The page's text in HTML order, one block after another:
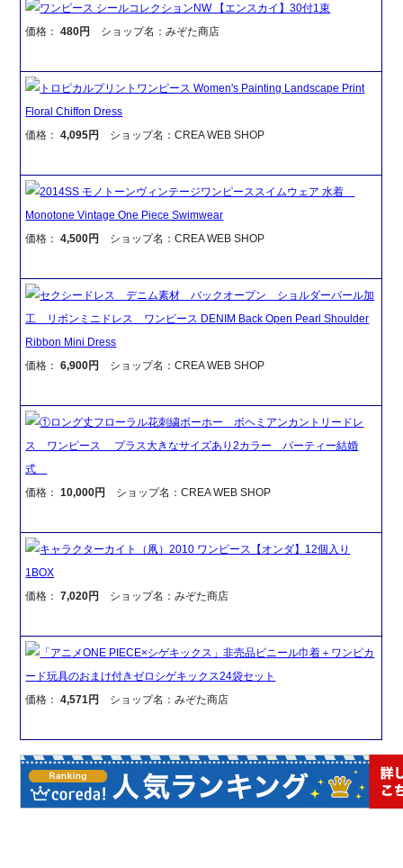
ワンピース シールコレクションNW 【エンスカイ】30付1束
価格：480円 ショップ名：みぞた商店
トロピカルプリントワンピース Women's Painting Landscape Print
Floral Chiffon Dress
価格：4,095円 ショップ名：CREA WEB SHOP
2014SS モノトーンヴィンテージワンピーススイムウェア 水着
Monotone Vintage One Piece Swimwear
価格：4,500円 ショップ名：CREA WEB SHOP
セクシードレス デニム素材 バックオープン ショルダーパール加
工 リボンミニドレス ワンピース DENIM Back Open Pearl Shoulder
Ribbon Mini Dress
価格：6,900円 ショップ名：CREA WEB SHOP
①ロング丈フローラル花刺繍ボーホー ボヘミアンカントリードレ
ス ワンピース プラス大きなサイズあり2カラー パーティー結婚
式
価格：10,000円 ショップ名：CREA WEB SHOP
キャラクターカイト（凧）2010 ワンピース【オンダ】12個入り
1BOX
価格：7,020円 ショップ名：みぞた商店
「アニメONE PIECE×シゲキックス」非売品ビニール巾着＋ワンピカ
ード玩具のおまけ付きゼロシゲキックス24袋セット
価格：4,571円 ショップ名：みぞた商店